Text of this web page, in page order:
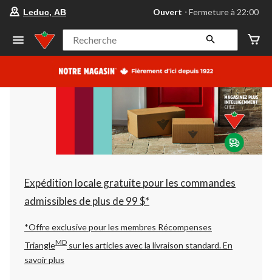
votre
préféré
Leduc,
AB,
courament
Fermeture
à
22:00
cliquer
pour
changer
Leduc, AB Ouvert ⋅ Fermeture à 22:00
Recherche
Expédition locale gratuite pour les commandes
admissibles de plus de 99 $*
*Offre exclusive pour les membres Récompenses
TriangleMD sur les articles avec la livraison standard.En
savoir plus